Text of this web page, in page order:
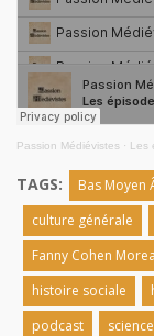
Passion Médiévistes · Les
TAGS: Bas Moyen
culture générale
Fanny Cohen
histoire sociale
podcast